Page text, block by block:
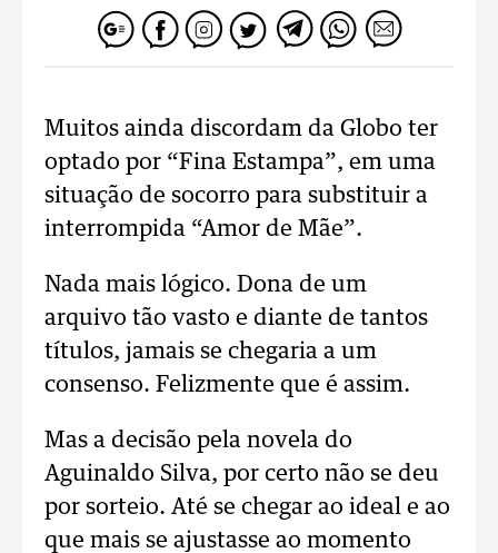
Muitos ainda discordam da Globo ter
optado por “Fina Estampa”, em uma
situação de socorro para substituir a
interrompida “Amor de Mãe”.
Nada mais lógico. Dona de um
arquivo tão vasto e diante de tantos
títulos, jamais se chegaria a um
consenso. Felizmente que é assim.
Mas a decisão pela novela do
Aguinaldo Silva, por certo não se deu
por sorteio. Até se chegar ao ideal e ao
que mais se ajustasse ao momento